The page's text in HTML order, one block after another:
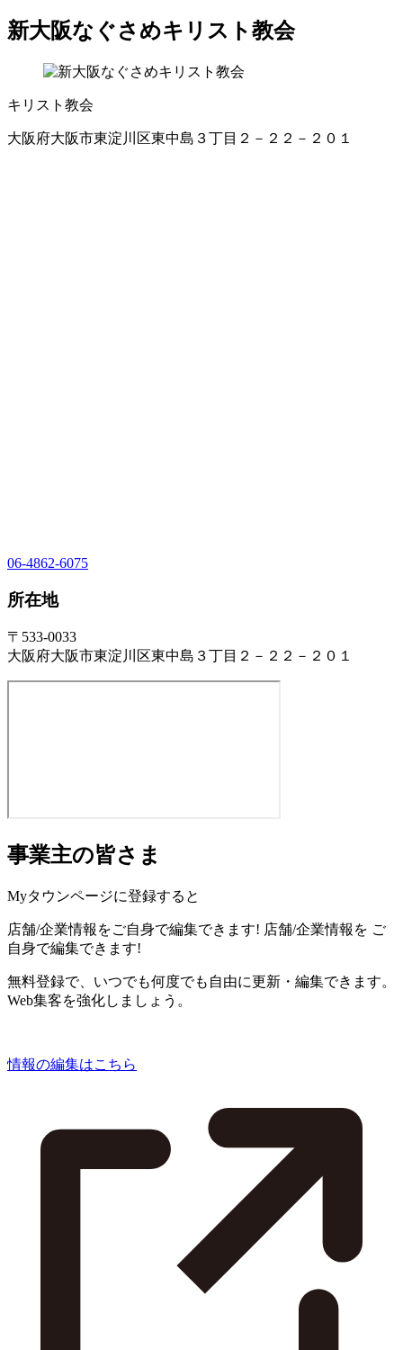
新大阪なぐさめキリスト教会
キリスト教会
大阪府大阪市東淀川区東中島３丁目２－２２－２０１
06-4862-6075
所在地
〒533-0033
大阪府大阪市東淀川区東中島３丁目２－２２－２０１
事業主の皆さま
Myタウンページに登録すると
店舗/企業情報をご自身で編集できます! 店舗/企業情報を ご
自身で編集できます!
無料登録で、いつでも何度でも自由に更新・編集できます。
Web集客を強化しましょう。
情報の編集はこちら